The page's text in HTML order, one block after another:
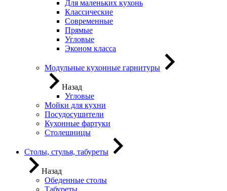
Для маленьких кухонь
Классические
Современные
Прямые
Угловые
Эконом класса
Модульные кухонные гарнитуры
Назад
Угловые
Мойки для кухни
Посудосушители
Кухонные фартуки
Столешницы
Столы, стулья, табуреты
Назад
Обеденные столы
Табуреты